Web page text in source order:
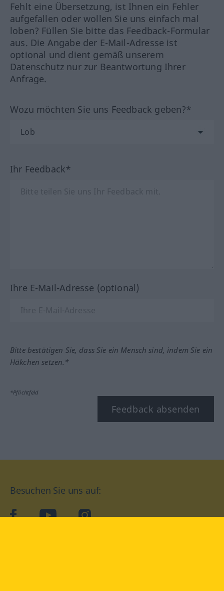
Fehlt eine Übersetzung, ist Ihnen ein Fehler
aufgefallen oder wollen Sie uns einfach mal
loben? Füllen Sie bitte das Feedback-Formular
aus. Die Angabe der E-Mail-Adresse ist
optional und dient gemäß unserem
Datenschutz nur zur Beantwortung Ihrer
Anfrage.
Wozu möchten Sie uns Feedback geben?*
Ihr Feedback*
Ihre E-Mail-Adresse (optional)
Bitte bestätigen Sie, dass Sie ein Mensch sind, indem Sie ein
Häkchen setzen.*
*Pflichtfeld
Feedback absenden
Besuchen Sie uns auf:
facebookYouTube Instagram